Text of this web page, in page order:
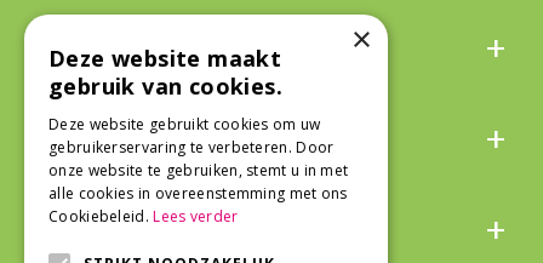
Algemeen
Over ons
Snel naar
×
Deze website maakt
gebruik van cookies.
Deze website gebruikt cookies om uw
gebruikerservaring te verbeteren. Door
onze website te gebruiken, stemt u in met
alle cookies in overeenstemming met ons
Cookiebeleid.Lees verder